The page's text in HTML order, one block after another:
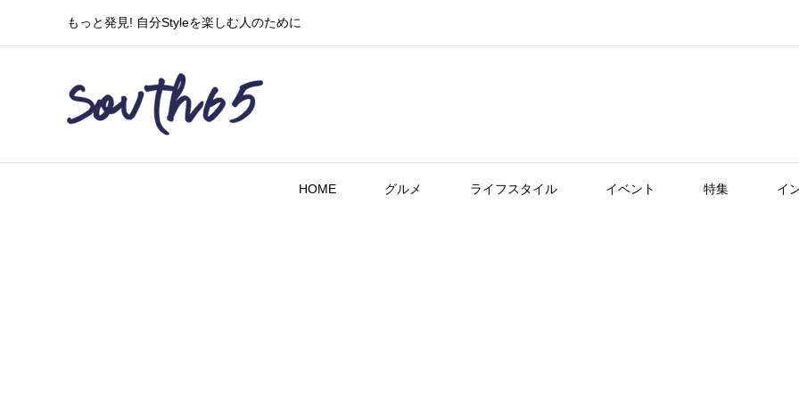
もっと発見! 自分Styleを楽しむ人のために
HOME グルメ ライフスタイル イベント 特集 イ